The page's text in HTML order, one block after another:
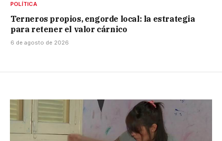
POLÍTICA
Terneros propios, engorde local: la estrategia
para retener el valor cárnico
6 de agosto de 2026